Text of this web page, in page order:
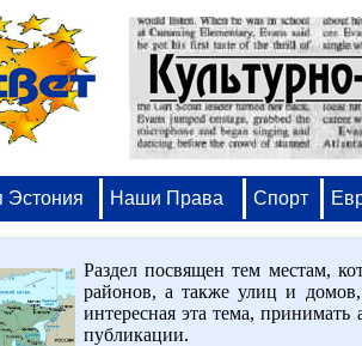
Эстония Наши Права Спорт
Раздел посвящен тем местам,
районов, а также улиц и
интересная эта тема, принимать
публикации.